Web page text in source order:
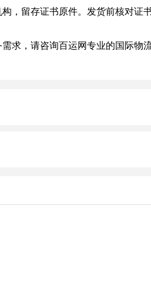
留存证书原件。发货前核对证
，请咨询百运网专业的国际物